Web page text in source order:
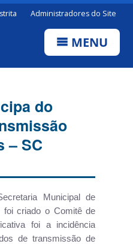
Administradores do Site
MENU
do
– SC
Municipal de
foi criado o Comitê de
foi a incidência
de transmissão de